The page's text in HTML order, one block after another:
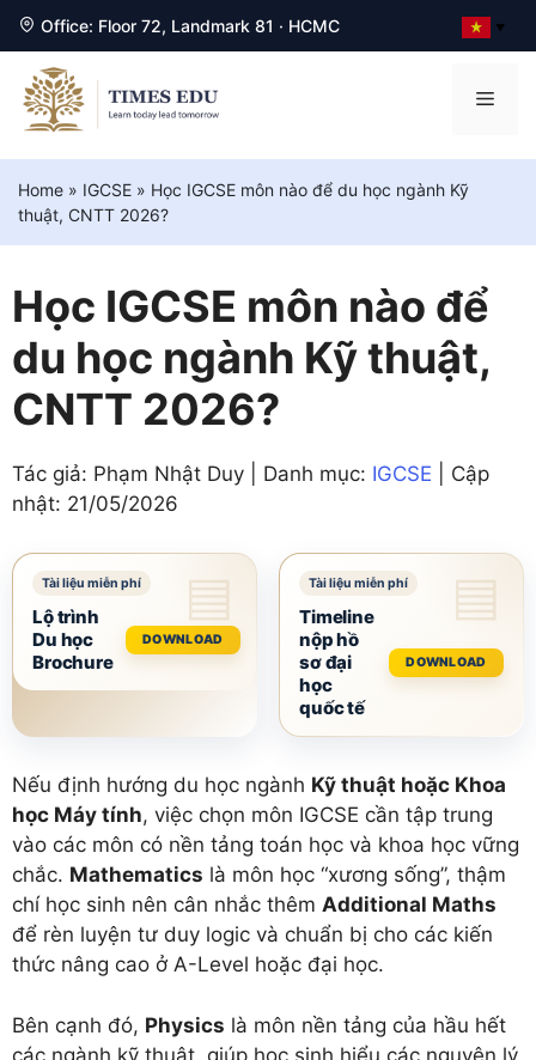
Office: Floor 72, Landmark 81 · HCMC ▼
Chuyển
đến
nội
dung
Home » IGCSE » Học IGCSE môn nào để du học ngành Kỹ
thuật, CNTT 2026?
Học IGCSE môn nào để
du học ngành Kỹ thuật,
CNTT 2026?
Tác giả: Phạm Nhật Duy | Danh mục: IGCSE | Cập
nhật: 21/05/2026
Lộ trình
Du học
Brochure
DOWNLOAD
Timeline
nộp hồ
sơ đại
học
quốc tế
DOWNLOAD
Nếu định hướng du học ngành Kỹ thuật hoặc Khoa
học Máy tính, việc chọn môn IGCSE cần tập trung
vào các môn có nền tảng toán học và khoa học vững
chắc. Mathematics là môn học “xương sống”, thậm
chí học sinh nên cân nhắc thêm Additional Maths
để rèn luyện tư duy logic và chuẩn bị cho các kiến
thức nâng cao ở A-Level hoặc đại học.
Bên cạnh đó, Physics là môn nền tảng của hầu hết
các ngành kỹ thuật, giúp học sinh hiểu các nguyên lý